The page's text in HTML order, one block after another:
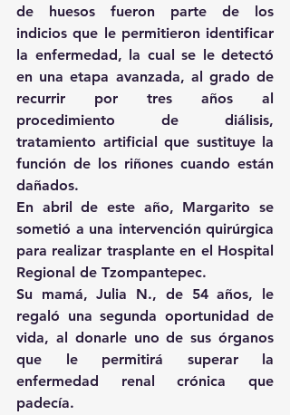
de huesos fueron parte de los
indicios que le permitieron identificar
la enfermedad, la cual se le detectó
en una etapa avanzada, al grado de
recurrir por tres años al
procedimiento de diálisis,
tratamiento artificial que sustituye la
función de los riñones cuando están
dañados.
En abril de este año, Margarito se
sometió a una intervención quirúrgica
para realizar trasplante en el Hospital
Regional de Tzompantepec.
Su mamá, Julia N., de 54 años, le
regaló una segunda oportunidad de
vida, al donarle uno de sus órganos
que le permitirá superar la
enfermedad renal crónica que
padecía.